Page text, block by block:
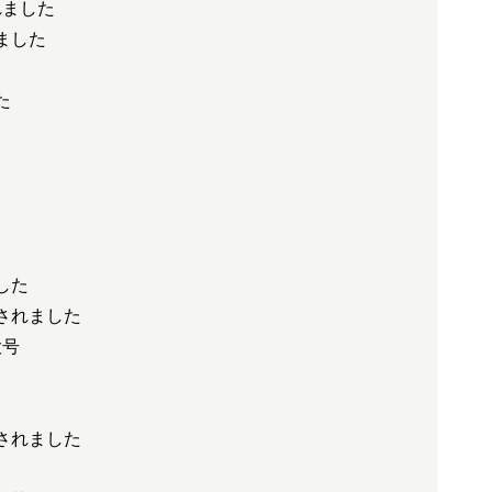
した
した
た
れました
れました